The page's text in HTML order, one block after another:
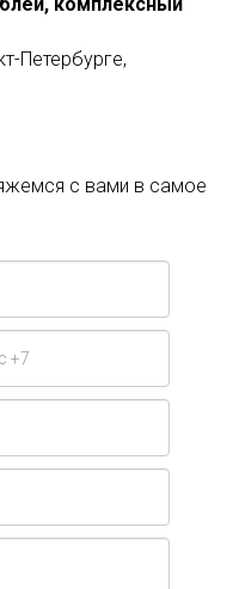
Петербурге,
с вами в самое